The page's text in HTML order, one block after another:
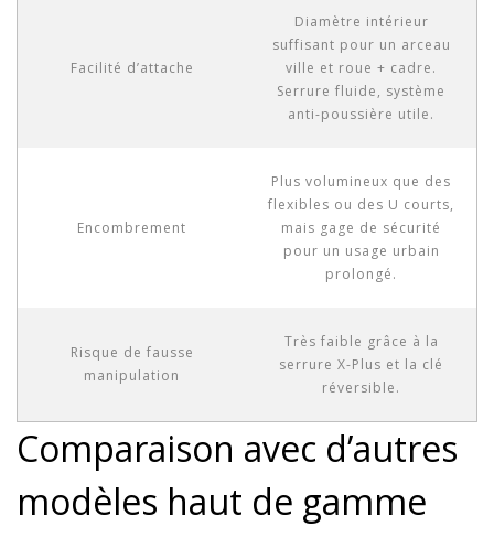
Facilité d’attache
Diamètre intérieur
suffisant pour un arceau
ville et roue + cadre.
Serrure fluide, système
anti-poussière utile.
Encombrement
Plus volumineux que des
flexibles ou des U courts,
mais gage de sécurité
pour un usage urbain
prolongé.
Risque de fausse
manipulation
Très faible grâce à la
serrure X-Plus et la clé
réversible.
Comparaison avec d’autres
modèles haut de gamme